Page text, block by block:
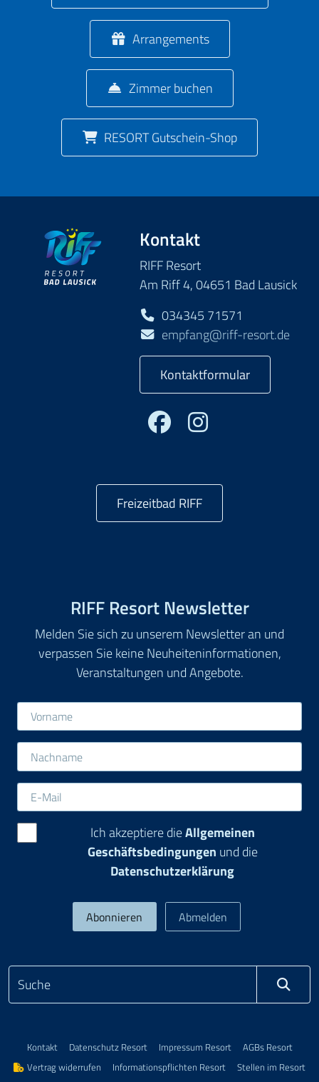
Arrangements
Zimmer buchen
RESORT Gutschein-Shop
Kontakt
RIFF Resort
Am Riff 4, 04651 Bad Lausick
034345 71571
empfang@riff-resort.de
Kontaktformular
Facebook
Freizeitbad RIFF
RIFF Resort Newsletter
Melden Sie sich zu unserem Newsletter an und
verpassen Sie keine Neuheiteninformationen,
Veranstaltungen und Angebote.
Ich akzeptiere dieAllgemeinen
Geschäftsbedingungen und die
Datenschutzerklärung
Kontakt Datenschutz Resort Impressum Resort
AGBs Resort
Vertrag widerrufen
Informationspflichten Resort
Stellen im Resort